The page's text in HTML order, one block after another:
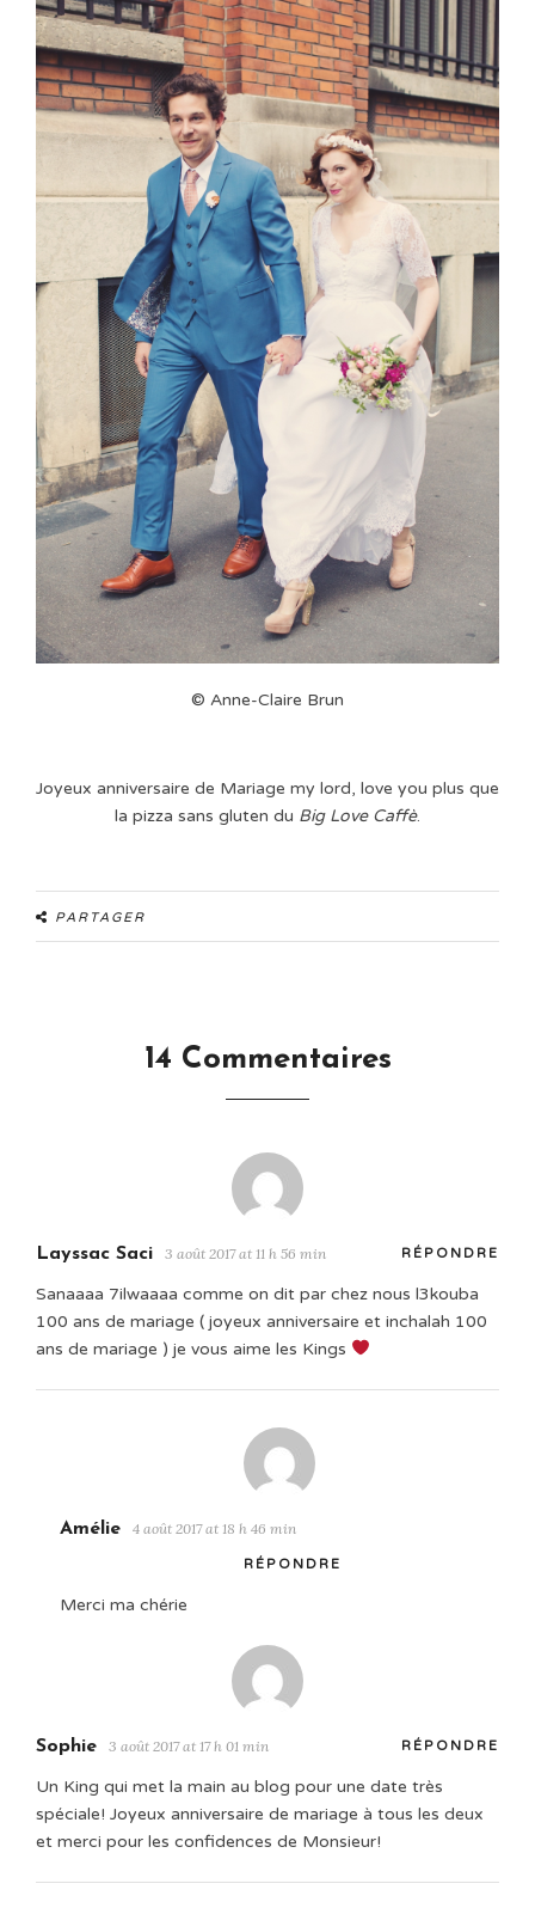
© Anne-Claire Brun
Joyeux anniversaire de Mariage my lord, love you plus que
la pizza sans gluten du Big Love Caffè.
PARTAGER
14 Commentaires
Layssac Saci 3 août 2017 at 11 h 56 min RÉPONDRE
Sanaaaa 7ilwaaaa comme on dit par chez nous l3kouba
100 ans de mariage ( joyeux anniversaire et inchalah 100
ans de mariage ) je vous aime les Kings
Amélie 4 août 2017 at 18 h 46 min
RÉPONDRE
Merci ma chérie
Sophie 3 août 2017 at 17 h 01 min RÉPONDRE
Un King qui met la main au blog pour une date très
spéciale! Joyeux anniversaire de mariage à tous les deux
et merci pour les confidences de Monsieur!